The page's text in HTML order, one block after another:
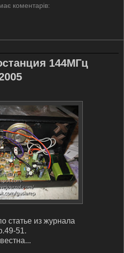
коментарів:
144МГц
статье из журнала
51.